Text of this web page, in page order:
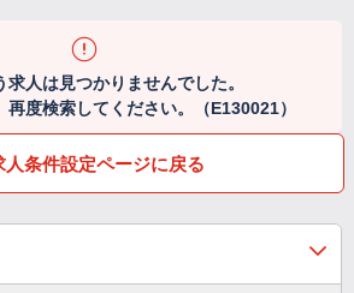
求人は見つかりませんでした。
度検索してください。（E130021）
人条件設定ページに戻る